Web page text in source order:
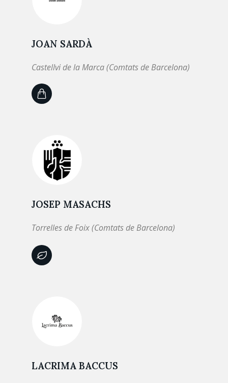
JOAN SARDÀ
Castellvi de la Marca (Comtats de Barcelona)
JOSEP MASACHS
Torrelles de Foix (Comtats de Barcelona)
LACRIMA BACCUS